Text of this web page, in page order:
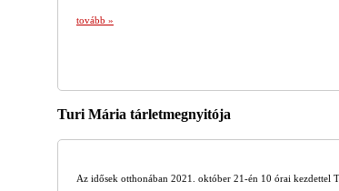
tovább »
Turi Mária tárletmegnyitója
Az idősek otthonában 2021. október 21-én 10 órai kezdettel